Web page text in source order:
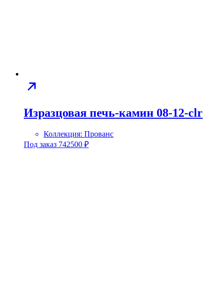
Изразцовая печь-камин 08-12-clr
Коллекция: Прованс
Под заказ 742500 ₽